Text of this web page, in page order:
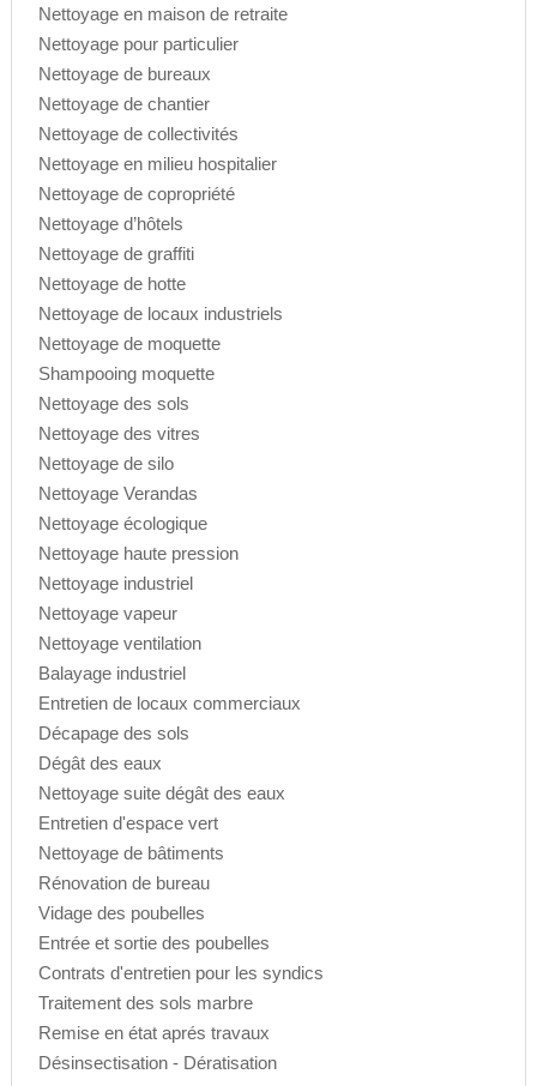
Nettoyage en maison de retraite
Nettoyage pour particulier
Nettoyage de bureaux
Nettoyage de chantier
Nettoyage de collectivités
Nettoyage en milieu hospitalier
Nettoyage de copropriété
Nettoyage d’hôtels
Nettoyage de graffiti
Nettoyage de hotte
Nettoyage de locaux industriels
Nettoyage de moquette
Shampooing moquette
Nettoyage des sols
Nettoyage des vitres
Nettoyage de silo
Nettoyage Verandas
Nettoyage écologique
Nettoyage haute pression
Nettoyage industriel
Nettoyage vapeur
Nettoyage ventilation
Balayage industriel
Entretien de locaux commerciaux
Décapage des sols
Dégât des eaux
Nettoyage suite dégât des eaux
Entretien d'espace vert
Nettoyage de bâtiments
Rénovation de bureau
Vidage des poubelles
Entrée et sortie des poubelles
Contrats d'entretien pour les syndics
Traitement des sols marbre
Remise en état aprés travaux
Désinsectisation - Dératisation